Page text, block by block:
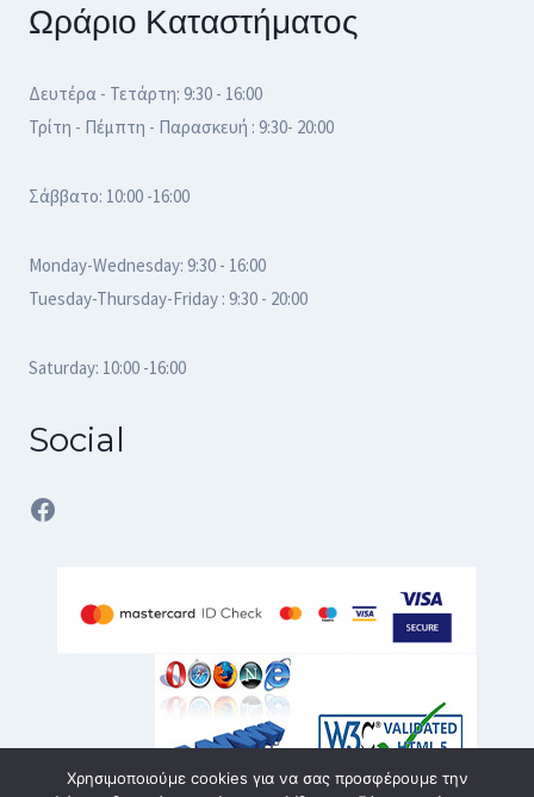
Ωράριο Καταστήματος
Δευτέρα - Τετάρτη: 9:30 - 16:00
Τρίτη - Πέμπτη - Παρασκευή : 9:30- 20:00
Σάββατο: 10:00 -16:00
Monday-Wednesday: 9:30 - 16:00
Tuesday-Thursday-Friday : 9:30 - 20:00
Saturday: 10:00 -16:00
Social
Facebook
Χρησιμοποιούμε cookies για να σας προσφέρουμε την